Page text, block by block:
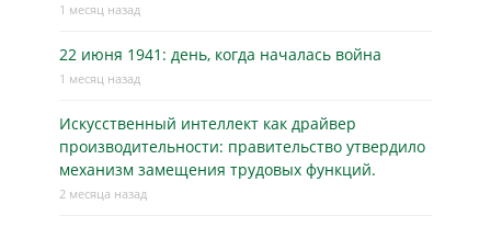
1 месяц назад
22 июня 1941: день, когда началась война
1 месяц назад
Искусственный интеллект как драйвер
производительности: правительство утвердило
механизм замещения трудовых функций.
2 месяца назад